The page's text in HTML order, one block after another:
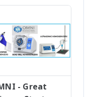
ให้ลูกค้าใช้งานได้อย่าง
นสร้างมาตรฐานใหม่ของ
ภาพ ความปลอดภัย และ
มน่าเชื่อถือ ให้กับทุกห้อง
ติการที่ไว้วางใจเรา ดู
ne
งยังมีระบบป้องกันการรั่ว
ะสิทธิภาพ ลดความเสี่ยง
กการสะสมของไอระเหยได้
งมั่นใจ นอกจากนี้ยังมี
โจทย์ทุกการใช้งานของ
ำให้การทำงานราบรื่น
อียดในห้องปฏิบัติการมี
งเรา จึงถูกออกแบบมา
อเป็นส่วนหนึ่งที่ช่วยยก
บการทำงานของคุณ ด้วย
าน ช่วยจัดเก็บอุปกรณ์
นระเบียบ ทำให้การ
- Great